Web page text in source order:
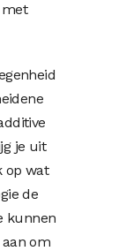
met
je uit
op wat
de
kunnen
om